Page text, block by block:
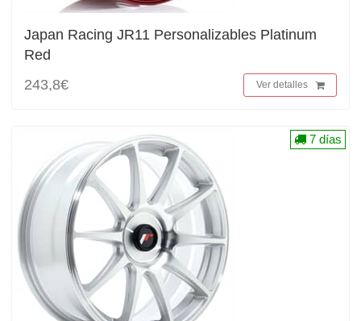
Japan Racing JR11 Personalizables Platinum
Red
243,8€
Ver detalles
7 días